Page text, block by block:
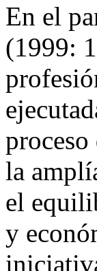
En el
(1999:
proceso
la
el
y